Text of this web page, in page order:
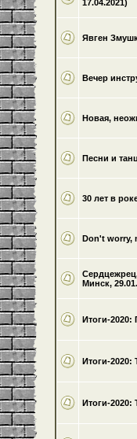
17.04.2021)
Явген
Вечер
Новая,
Песни и
30 лет в
Don't worry,
Минск,
Итоги-2020:
Итоги-2020:
Итоги-2020: